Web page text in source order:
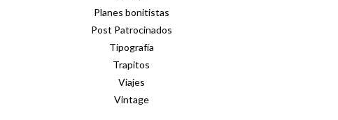
Planes bonitistas
Post Patrocinados
Tipografía
Trapitos
Viajes
Vintage